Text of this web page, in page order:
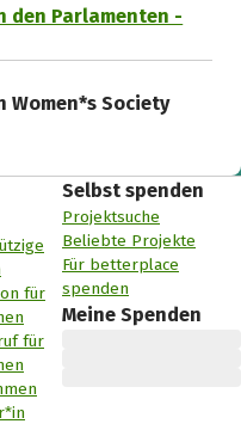
den Parlamenten -
Women*s Society
für
für
Selbst spenden
Projektsuche
Beliebte Projekte
Für betterplace
spenden
Meine Spenden